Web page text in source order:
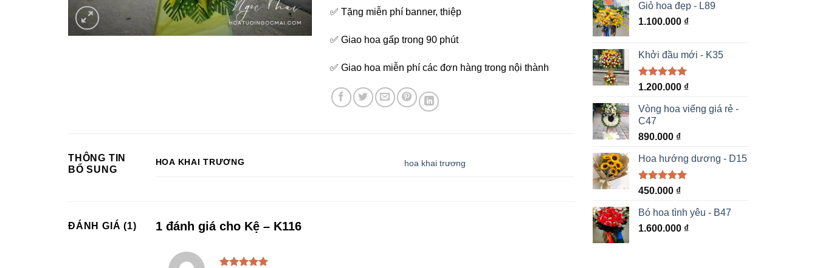
✅ Tặng miễn phí banner, thiệp
✅ Giao hoa gấp trong 90 phút
✅ Giao hoa miễn phí các đơn hàng trong nội thành
THÔNG TIN
BỔ SUNG
HOA KHAI TRƯƠNG hoa khai trương
ĐÁNH GIÁ (1) 1 đánh giá cho Kệ – K116
Giỏ hoa đẹp - L89
1.100.000 ₫
Khởi đầu mới - K35
Được xếp
5 sao
1.200.000 ₫
Vòng hoa viếng giá rẻ -
C47
890.000 ₫
Hoa hướng dương - D15
Được xếp
5 sao
450.000 ₫
Bó hoa tình yêu - B47
1.600.000 ₫